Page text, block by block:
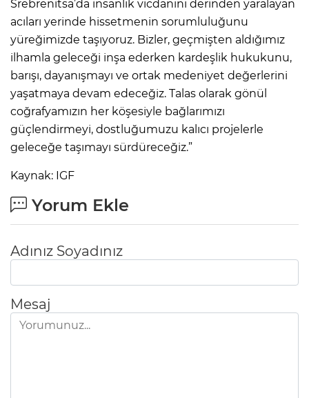
Srebrenitsa’da insanlık vicdanını derinden yaralayan
acıları yerinde hissetmenin sorumluluğunu
yüreğimizde taşıyoruz. Bizler, geçmişten aldığımız
ilhamla geleceği inşa ederken kardeşlik hukukunu,
barışı, dayanışmayı ve ortak medeniyet değerlerini
yaşatmaya devam edeceğiz. Talas olarak gönül
coğrafyamızın her köşesiyle bağlarımızı
güçlendirmeyi, dostluğumuzu kalıcı projelerle
geleceğe taşımayı sürdüreceğiz.”
Kaynak: IGF
Yorum Ekle
Adınız Soyadınız
Mesaj